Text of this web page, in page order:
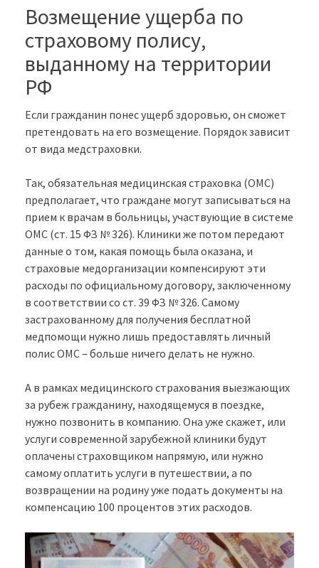
Возмещение ущерба по
страховому полису,
выданному на территории
РФ
Если гражданин понес ущерб здоровью, он сможет
претендовать на его возмещение. Порядок зависит
от вида медстраховки.
Так, обязательная медицинская страховка (ОМС)
предполагает, что граждане могут записываться на
прием к врачам в больницы, участвующие в системе
ОМС (ст. 15 ФЗ № 326). Клиники же потом передают
данные о том, какая помощь была оказана, и
страховые медорганизации компенсируют эти
расходы по официальному договору, заключенному
в соответствии со ст. 39 ФЗ № 326. Самому
застрахованному для получения бесплатной
медпомощи нужно лишь предоставлять личный
полис ОМС – больше ничего делать не нужно.
А в рамках медицинского страхования выезжающих
за рубеж гражданину, находящемуся в поездке,
нужно позвонить в компанию. Она уже скажет, или
услуги современной зарубежной клиники будут
оплачены страховщиком напрямую, или нужно
самому оплатить услуги в путешествии, а по
возвращении на родину уже подать документы на
компенсацию 100 процентов этих расходов.